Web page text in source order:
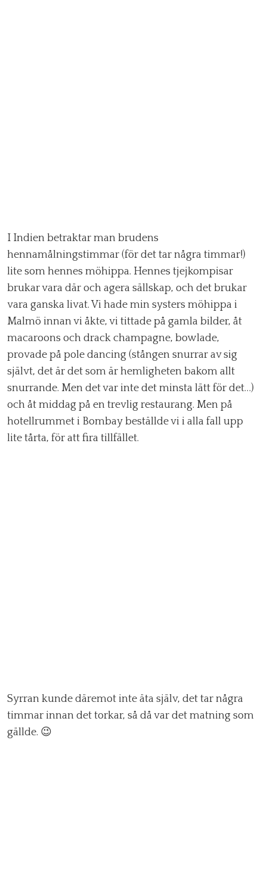
I Indien betraktar man brudens
hennamålningstimmar (för det tar några timmar!)
lite som hennes möhippa. Hennes tjejkompisar
brukar vara där och agera sällskap, och det brukar
vara ganska livat. Vi hade min systers möhippa i
Malmö innan vi åkte, vi tittade på gamla bilder, åt
macaroons och drack champagne, bowlade,
provade på pole dancing (stången snurrar av sig
självt, det är det som är hemligheten bakom allt
snurrande. Men det var inte det minsta lätt för det…)
och åt middag på en trevlig restaurang. Men på
hotellrummet i Bombay beställde vi i alla fall upp
lite tårta, för att fira tillfället.
Syrran kunde däremot inte äta själv, det tar några
timmar innan det torkar, så då var det matning som
gällde. 😉